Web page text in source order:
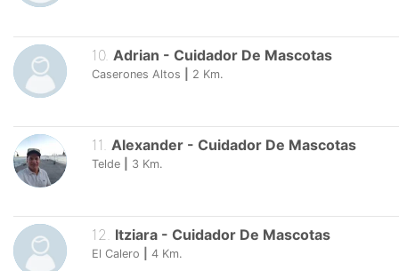
10. Adrian - Cuidador De Mascotas
Caserones Altos 2 Km.
11 Alexander - Cuidador De Mascotas
Telde 3 Km.
12 Itziara - Cuidador De Mascotas
El Calero 4 Km.